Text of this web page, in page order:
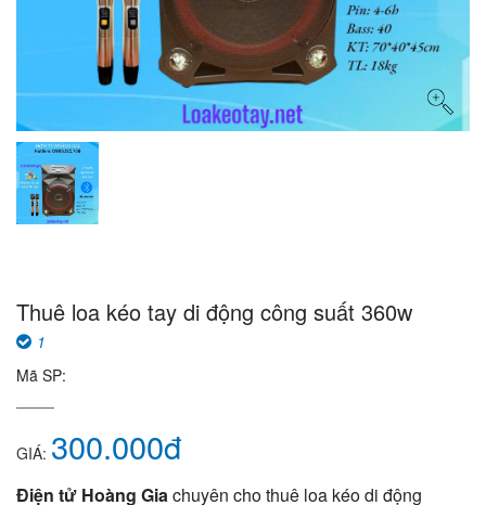
Thuê loa kéo tay di động công suất 360w
1
Mã SP:
GIÁ: 300.000đ
Điện tử Hoàng Gia chuyên cho thuê loa kéo di động